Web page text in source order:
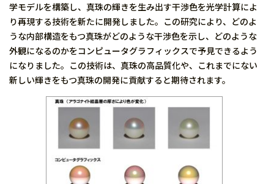
学モデルを構築し、真珠の輝きを生み出す干渉色を光学計算によ
り再現する技術を新たに開発しました。この研究により、どのよ
うな内部構造をもつ真珠がどのような干渉色を示し、どのような
外観になるのかをコンピュータグラフィックスで予見できるよう
になりました。この技術は、真珠の高品質化や、これまでにない
新しい輝きをもつ真珠の開発に貢献すると期待されます。